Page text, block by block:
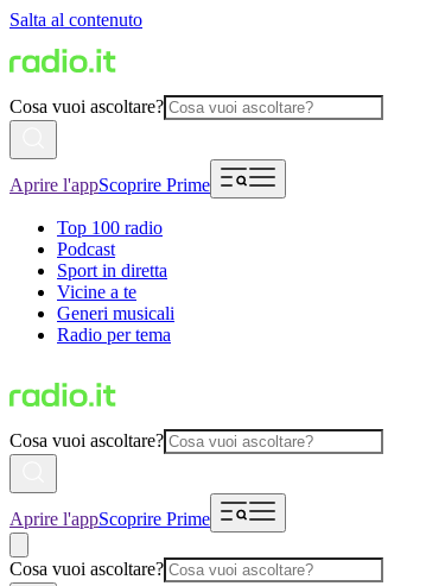
Salta al contenuto
Cosa vuoi ascoltare?
Aprire l'appScoprire Prime
Top 100 radio
Podcast
Sport in diretta
Vicine a te
Generi musicali
Radio per tema
Cosa vuoi ascoltare?
Aprire l'appScoprire Prime
Cosa vuoi ascoltare?